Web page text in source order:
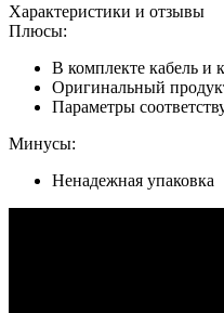
Характеристики и отзывы
Плюсы:
В комплекте кабель и
Оригинальный
Параметры
Минусы:
Ненадежная упаковка